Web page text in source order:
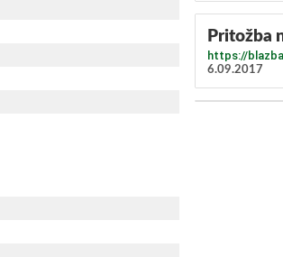
Pritožba
https://
6.09.2017